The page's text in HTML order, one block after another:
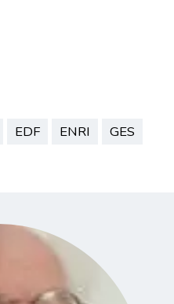
EDF ENRI
GES